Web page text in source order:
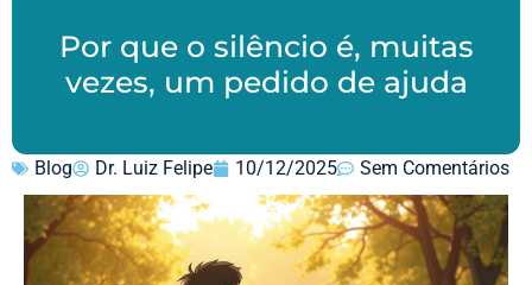
Por que o silêncio é, muitas
vezes, um pedido de ajuda
Blog Dr. Luiz Felipe 10/12/2025 Sem Comentários